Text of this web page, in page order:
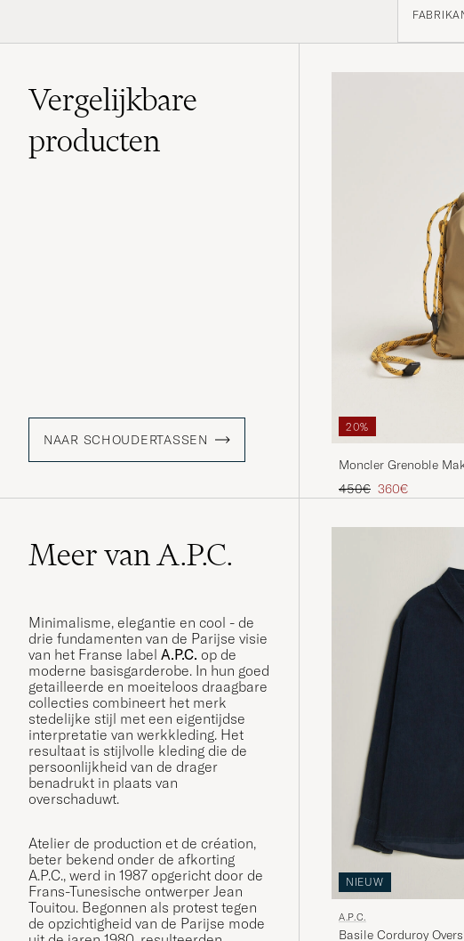
Vergelijkbare
producten
NAAR SCHOUDERTASSEN
20%
Moncler Grenoble
Reguliere prijs
450€ Verlaagd prijs
360€
Meer van A.P.C.
Minimalisme, elegantie en cool - de
drie fundamenten van de Parijse visie
van het Franse label A.P.C. op de
moderne basisgarderobe. In hun goed
getailleerde en moeiteloos draagbare
collecties combineert het merk
stedelijke stijl met een eigentijdse
interpretatie van werkkleding. Het
resultaat is stijlvolle kleding die de
persoonlijkheid van de drager
benadrukt in plaats van
overschaduwt.
Atelier de production et de création,
beter bekend onder de afkorting
A.P.C., werd in 1987 opgericht door de
Frans-Tunesische ontwerper Jean
Touitou. Begonnen als protest tegen
de opzichtigheid van de Parijse mode
NIEUW
A.P.C.
Basile Corduroy